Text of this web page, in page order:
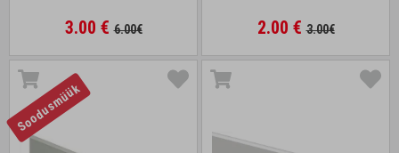
3.00 €6.00€ 2.00 €3.00€
Soodusmüük